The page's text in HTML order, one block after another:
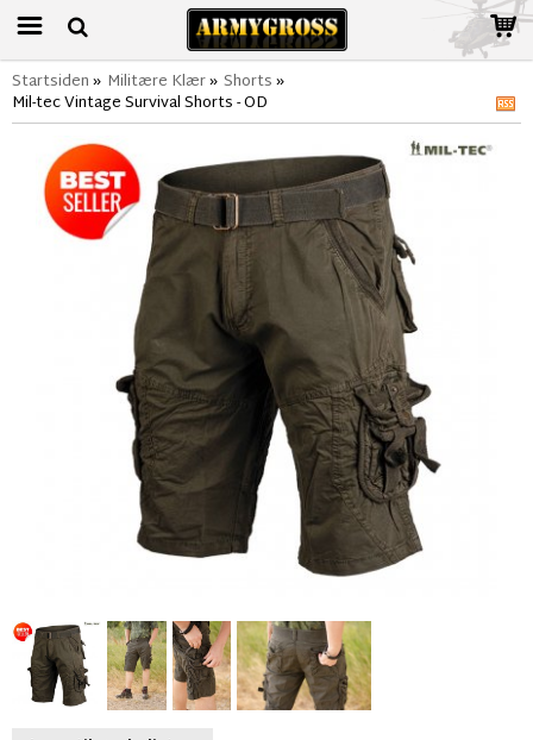
Startsiden» Militære Klær» Shorts»
Mil-tec Vintage Survival Shorts - OD